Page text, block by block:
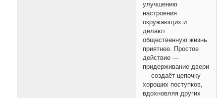
улучшению
настроения
окружающих и
делают
общественную жизнь
приятнее. Простое
действие —
придерживание двери
— создаёт цепочку
хороших поступков,
вдохновляя других